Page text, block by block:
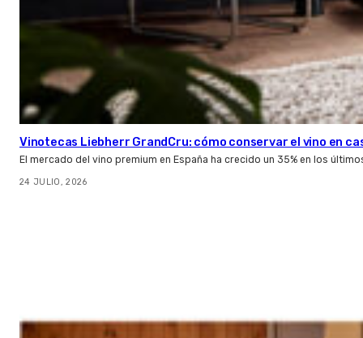
Vinotecas Liebherr GrandCru: cómo conservar el vino en
El mercado del vino premium en España ha crecido un 35% en los
24 JULIO, 2026